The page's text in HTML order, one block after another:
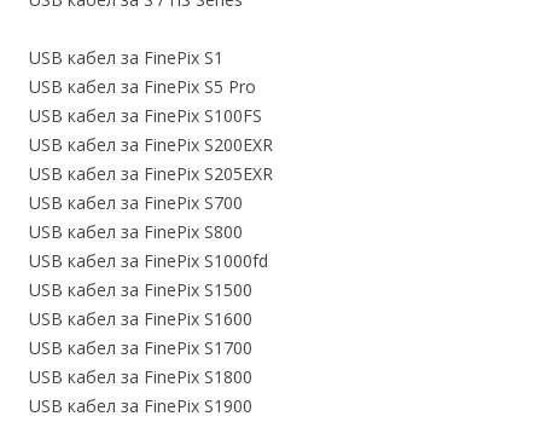
USB кабел за FinePix S1
USB кабел за FinePix S5 Pro
USB кабел за FinePix S100FS
USB кабел за FinePix S200EXR
USB кабел за FinePix S205EXR
USB кабел за FinePix S700
USB кабел за FinePix S800
USB кабел за FinePix S1000fd
USB кабел за FinePix S1500
USB кабел за FinePix S1600
USB кабел за FinePix S1700
USB кабел за FinePix S1800
USB кабел за FinePix S1900